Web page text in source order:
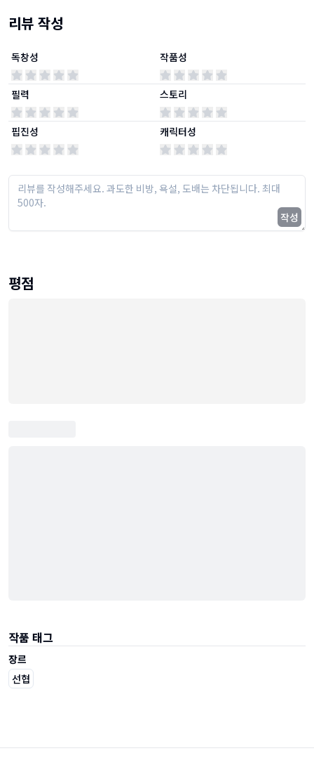
리뷰 작성
독창성
필력
핍진성
작품성
스토리
캐릭터성
작성
평점
작품 태그
장르
선협